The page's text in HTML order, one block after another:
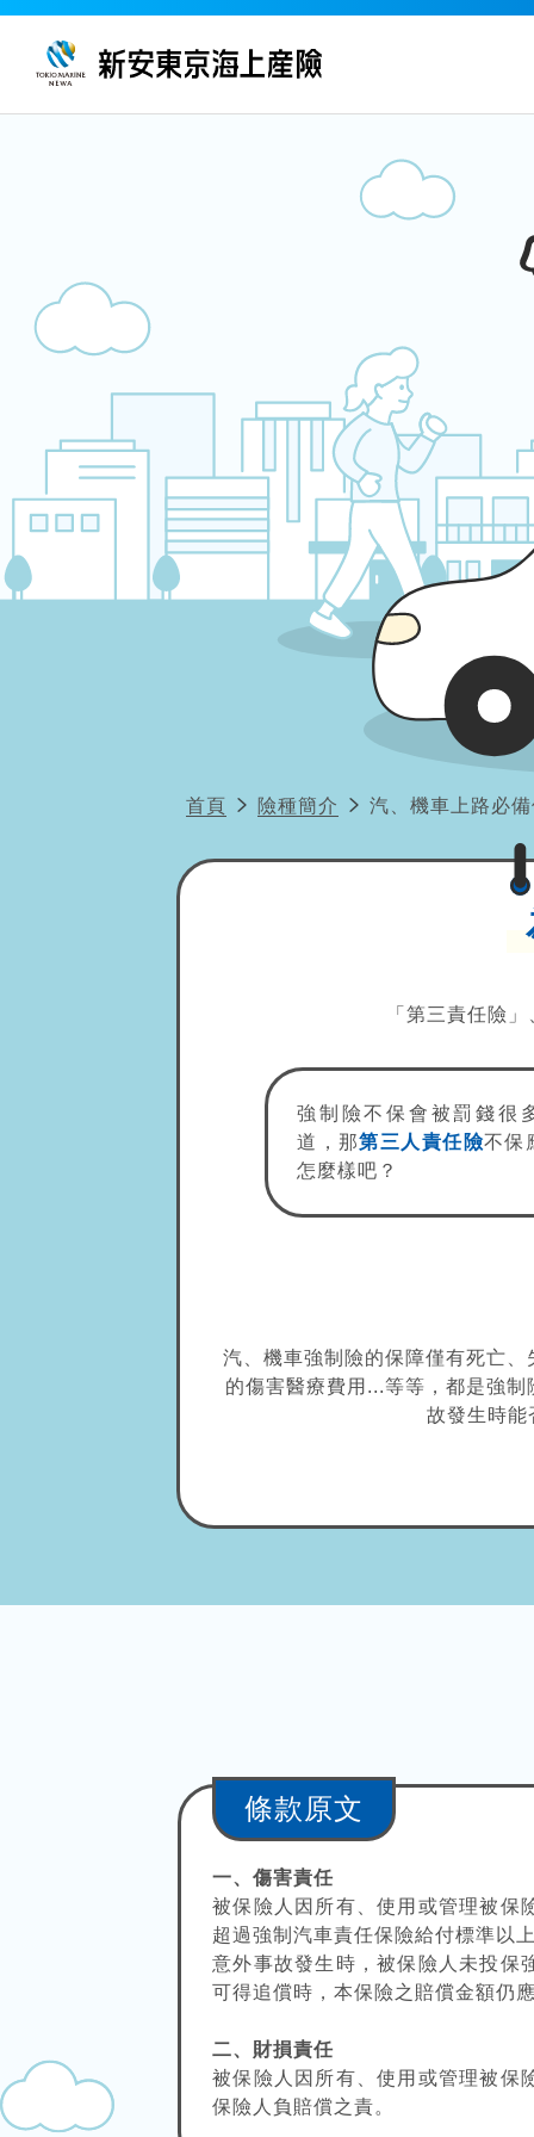
首頁 險種簡介 汽、機車上路必
「第三責任險
強制險不保會被罰錢很
道，那第三人責任險不保
怎麼樣吧？
汽、機車強制險的保障僅有死亡
的傷害醫療費用...等等，都是強
故發生時能
條款原文
一、傷害責任
被保險人因所有、使用或管理被保
超過強制汽車責任保險給付標準以
意外事故發生時，被保險人未投保
可得追償時，本保險之賠償金額仍
二、財損責任
被保險人因所有、使用或管理被保
保險人負賠償之責。